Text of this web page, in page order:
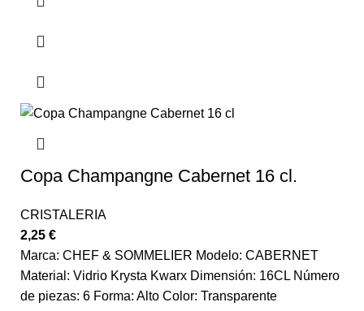
Copa Champangne Cabernet 16 cl.
CRISTALERIA
2,25 €
Marca: CHEF & SOMMELIER Modelo: CABERNET
Material: Vidrio Krysta Kwarx Dimensión: 16CL Número
de piezas: 6 Forma: Alto Color: Transparente